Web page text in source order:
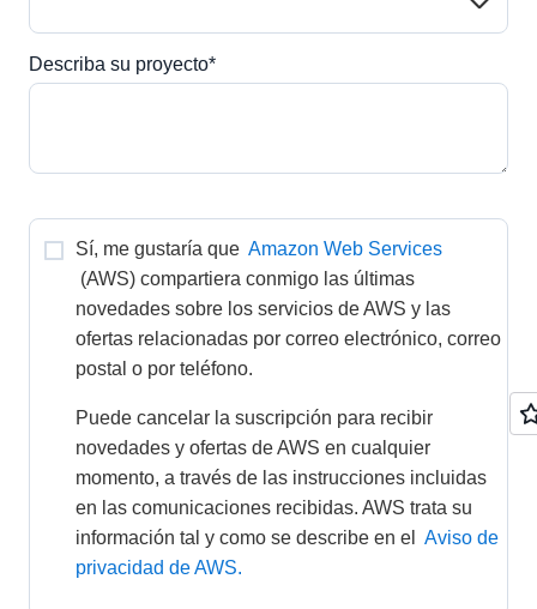
Describa su proyecto*
Sí, me gustaría que Amazon Web Services
(AWS) compartiera conmigo las últimas
novedades sobre los servicios de AWS y las
ofertas relacionadas por correo electrónico, correo
postal o por teléfono.
Puede cancelar la suscripción para recibir
novedades y ofertas de AWS en cualquier
momento, a través de las instrucciones incluidas
en las comunicaciones recibidas. AWS trata su
información tal y como se describe en el
Aviso de
privacidad de AWS.